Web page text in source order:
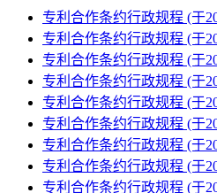
专利合作条约行政规程 (于
专利合作条约行政规程 (于
专利合作条约行政规程 (于
专利合作条约行政规程 (于
专利合作条约行政规程 (于
专利合作条约行政规程 (于
专利合作条约行政规程 (于
专利合作条约行政规程 (于
专利合作条约行政规程 (于